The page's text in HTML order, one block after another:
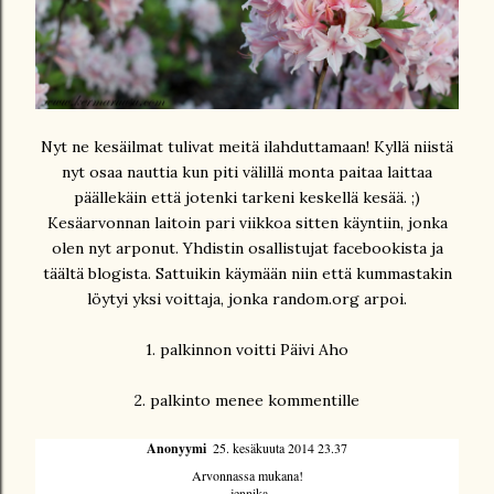
Nyt ne kesäilmat tulivat meitä ilahduttamaan! Kyllä niistä
nyt osaa nauttia kun piti välillä monta paitaa laittaa
päällekäin että jotenki tarkeni keskellä kesää. ;)
Kesäarvonnan laitoin pari viikkoa sitten käyntiin, jonka
olen nyt arponut. Yhdistin osallistujat facebookista ja
täältä blogista. Sattuikin käymään niin että kummastakin
löytyi yksi voittaja, jonka random.org arpoi.
1. palkinnon voitti Päivi Aho
2. palkinto menee kommentille
Anonyymi 25. kesäkuuta 2014 23.37
Arvonnassa mukana!